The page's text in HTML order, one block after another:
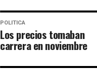
POLITICA
Los precios tomaban
carrera en noviembre